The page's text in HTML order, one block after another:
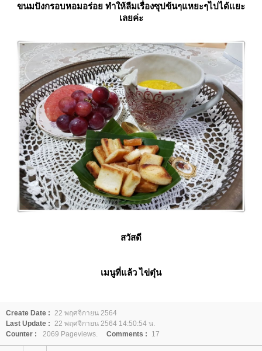
ขนมปังกรอบหอมอร่อย ทำให้ลืมเรื่องซุปข้นๆแหยะๆไปได้แยะ
เลยค่ะ
สวัสดี
เมนูที่แล้ว ไข่ตุ๋น
Create Date : 22 พฤศจิกายน 2564
Last Update : 22 พฤศจิกายน 2564 14:50:54 น.
Counter :
2069 Pageviews. Comments : 17